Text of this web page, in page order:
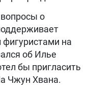
о
на
об Илье
бы пригласить
Чжун Хвана.